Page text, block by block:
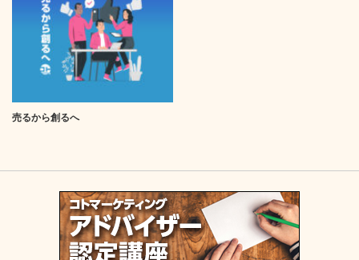
売るから創るへ